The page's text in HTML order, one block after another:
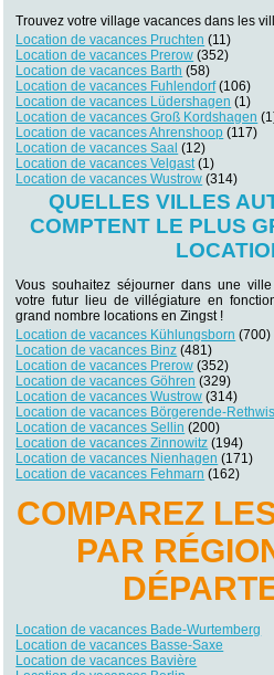
Trouvez votre village vacances dans les
Location de vacances Pruchten (11)
Location de vacances Prerow (352)
Location de vacances Barth (58)
Location de vacances Fuhlendorf(106)
Location de vacances Lüdershagen (1)
Location de vacances Groß Kordshagen
Location de vacances Ahrenshoop (117)
Location de vacances Saal (12)
Location de vacances Velgast(1)
Location de vacances Wustrow (314)
QUELLES VILLES
COMPTENT LE PLUS
Vous souhaitez séjourner dans une
votre futur lieu de villégiature en
grand nombre locations en Zingst !
Location de vacances Kühlungsborn (700)
Location de vacances Binz (481)
Location de vacances Prerow (352)
Location de vacances Göhren (329)
Location de vacances Wustrow (314)
Location de vacances Börgerende-
Location de vacances Sellin (200)
Location de vacances Zinnowitz (194)
Location de vacances Nienhagen (171)
Location de vacances Fehmarn (162)
COMPAREZ
PAR
Location de vacances Bade-Wurtemberg
Location de vacances Basse-Saxe
Location de vacances Bavière